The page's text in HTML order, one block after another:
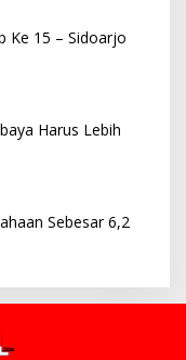
Ke 15 – Sidoarjo
Harus Lebih
Sebesar 6,2